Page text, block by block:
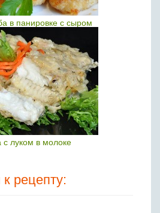
в панировке с сыром
с луком в молоке
рецепту: